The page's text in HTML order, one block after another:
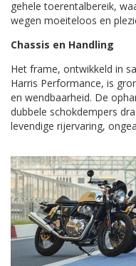
gehele toerentalbereik,
wegen moeiteloos en
Chassis en Handling
Het frame, ontwikkeld in
Harris Performance, is
en wendbaarheid. De
dubbele schokdempers
levendige rijervaring,